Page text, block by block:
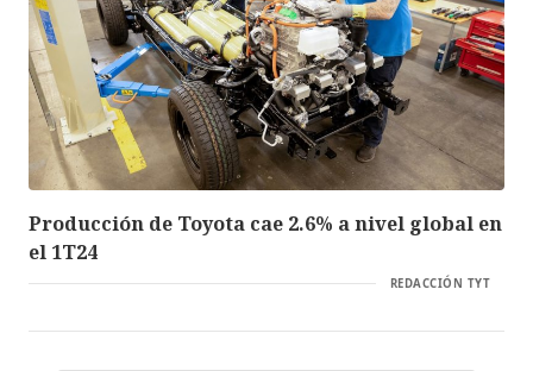
Producción de Toyota cae 2.6% a nivel global en
el 1T24
REDACCIÓN TYT